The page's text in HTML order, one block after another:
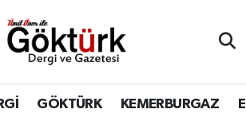
GÖKTÜRK KEMERBURGAZ
Hava Durumu
Trafik Yoğunluk Haritası